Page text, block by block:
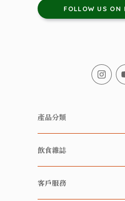
FOLLOW US ON
產品分類
有機/無農藥新鮮蔬果
有機 / 無添加飲品
飲食雜誌
快樂家庭 飲食雜誌
客戶服務